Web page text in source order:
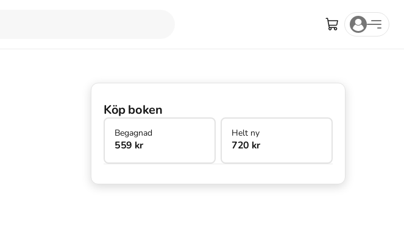
Köp boken
Begagnad
559 kr
Helt ny
720 kr